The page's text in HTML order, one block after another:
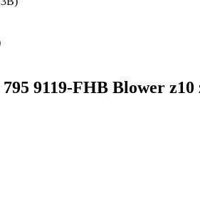
9119-FHB Blower z10